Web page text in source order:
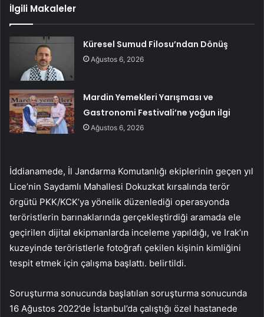
İlgili Makaleler
Küresel Sumud Filosu’ndan Dönüş
Ağustos 6, 2026
Mardin Yemekleri Yarışması ve
Gastronomi Festivali’ne yoğun ilgi
Ağustos 6, 2026
İddianamede, İl Jandarma Komutanlığı ekiplerinin geçen yıl
Lice’nin Saydamlı Mahallesi Dokuzkat kırsalında terör
örgütü PKK/KCK’ya yönelik düzenlediği operasyonda
teröristlerin barınaklarında gerçekleştirdiği aramada ele
geçirilen dijital ekipmanlarda inceleme yapıldığı, ve Irak’ın
kuzeyinde teröristlerle fotoğrafı çekilen kişinin kimliğini
tespit etmek için çalışma başlattı. belirtildi.
Soruşturma sonucunda başlatılan soruşturma sonucunda
16 Ağustos 2022’de İstanbul’da çalıştığı özel hastanede